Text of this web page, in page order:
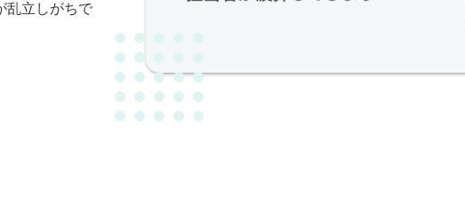
乱立しがちで